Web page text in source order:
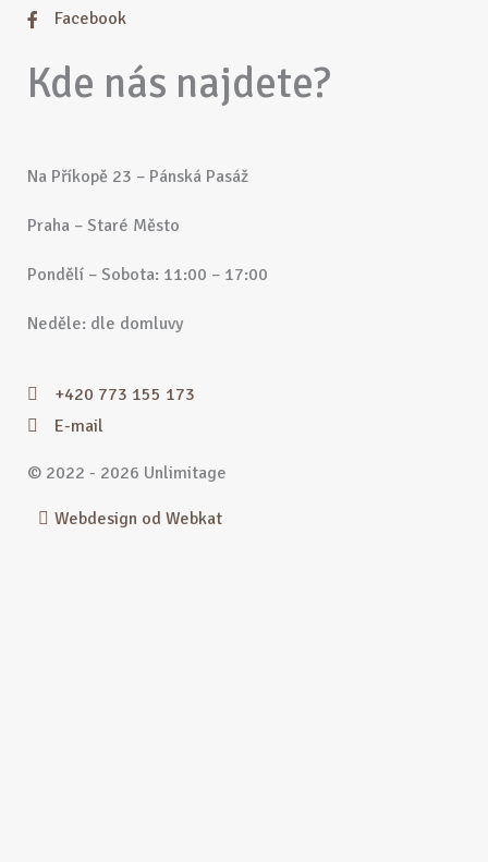
Facebook
Kde nás najdete?
Na Příkopě 23 – Pánská Pasáž
Praha – Staré Město
Pondělí – Sobota: 11:00 – 17:00
Neděle: dle domluvy
+420 773 155 173
E-mail
© 2022 - 2026 Unlimitage
Webdesign od Webkat